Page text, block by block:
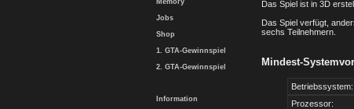
Memory
Jobs
Shop
1. GTA-Gewinnspiel
2. GTA-Gewinnspiel
Information
Das Spiel ist in 3D
Das Spiel verfügt,
sechs Teilnehmern.
Mindest-
Betriebssystem:
Prozessor: